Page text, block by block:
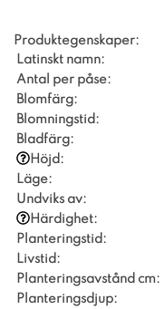
Produktegenskaper:
Latinskt namn:
Antal per påse:
Blomfärg:
Blomningstid:
Bladfärg:
Höjd:
Läge:
Undviks av:
Härdighet:
Planteringstid:
Livstid:
Planteringsavstånd cm:
Planteringsdjup: